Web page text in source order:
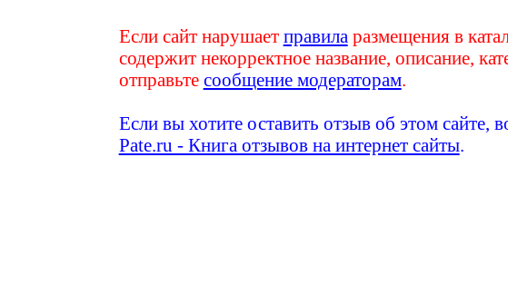
Если сайт нарушает правила размещения в
содержит некорректное название, описание,
отправьте сообщение модераторам.
Если вы хотите оставить отзыв об этом сайте,
Pate.ru - Книга отзывов на интернет сайты.